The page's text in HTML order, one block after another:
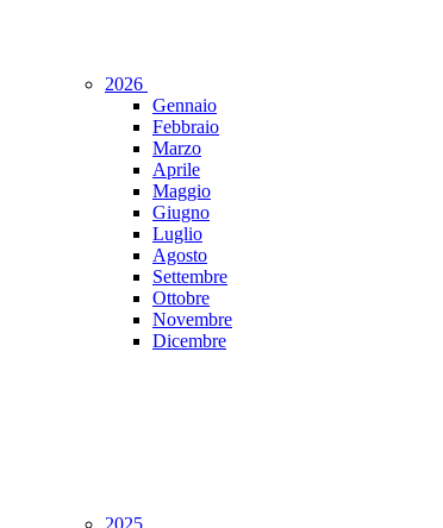
2026
Gennaio
Febbraio
Marzo
Aprile
Maggio
Giugno
Luglio
Agosto
Settembre
Ottobre
Novembre
Dicembre